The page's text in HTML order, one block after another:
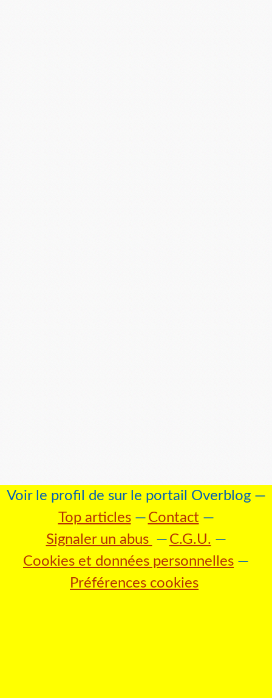
Voir le profil de sur le portail Overblog
Top articles
Contact
Signaler un abus
C.G.U.
Cookies et données personnelles
Préférences cookies